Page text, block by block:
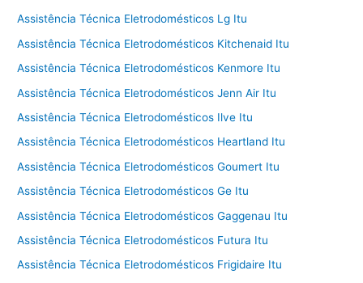
Assistência Técnica Eletrodomésticos Lg Itu
Assistência Técnica Eletrodomésticos Kitchenaid Itu
Assistência Técnica Eletrodomésticos Kenmore Itu
Assistência Técnica Eletrodomésticos Jenn Air Itu
Assistência Técnica Eletrodomésticos Ilve Itu
Assistência Técnica Eletrodomésticos Heartland Itu
Assistência Técnica Eletrodomésticos Goumert Itu
Assistência Técnica Eletrodomésticos Ge Itu
Assistência Técnica Eletrodomésticos Gaggenau Itu
Assistência Técnica Eletrodomésticos Futura Itu
Assistência Técnica Eletrodomésticos Frigidaire Itu